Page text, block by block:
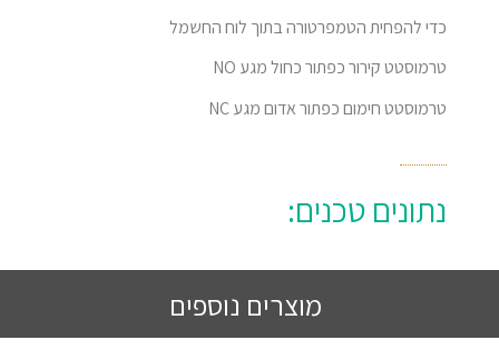
כדי להפחית הטמפרטורה בתוך לוח החשמל
טרמוסטט קירור כפתור כחול מגע NO
טרמוסטט חימום כפתור אדום מגע NC
נתונים טכנים:
מוצרים נוספים